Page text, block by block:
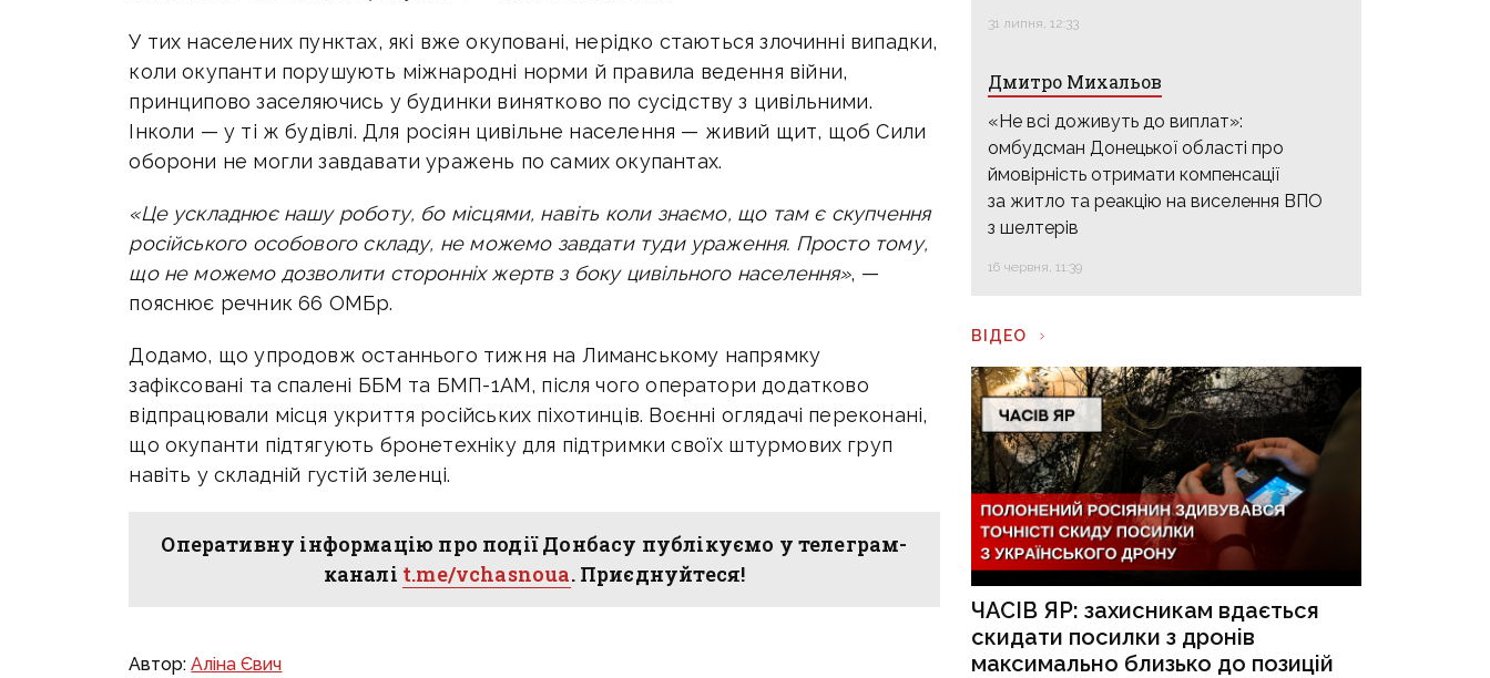
У тих населених пунктах, які вже окуповані, нерідко стаються злочинні випадки,
коли окупанти порушують міжнародні норми й правила ведення війни,
принципово заселяючись у будинки винятково по сусідству з цивільними.
Інколи — у ті ж будівлі. Для росіян цивільне населення — живий щит, щоб Сили
оборони не могли завдавати уражень по самих окупантах.
«Це ускладнює нашу роботу, бо місцями, навіть коли знаємо, що там є скупчення
російського особового складу, не можемо завдати туди ураження. Просто тому,
що не можемо дозволити сторонніх жертв з боку цивільного населення», —
пояснює речник 66 ОМБр.
Додамо, що упродовж останнього тижня на Лиманському напрямку
зафіксовані та спалені ББМ та БМП-1АМ, після чого оператори додатково
відпрацювали місця укриття російських піхотинців. Воєнні оглядачі переконані,
що окупанти підтягують бронетехніку для підтримки своїх штурмових груп
навіть у складній густій зеленці.
Оперативну інформацію про події Донбасу публікуємо у телеграм-
каналі t.me/vchasnoua. Приєднуйтеся!
Автор:Аліна Євич
31 липня, 12:33
Дмитро Михальов
«Не всі доживуть до виплат»:
омбудсман Донецької області про
ймовірність отримати компенсації
за житло та реакцію на виселення ВПО
з шелтерів
16 червня, 11:39
ВІДЕО
ЧАСІВ ЯР: захисникам вдається
скидати посилки з дронів
максимально близько до позицій